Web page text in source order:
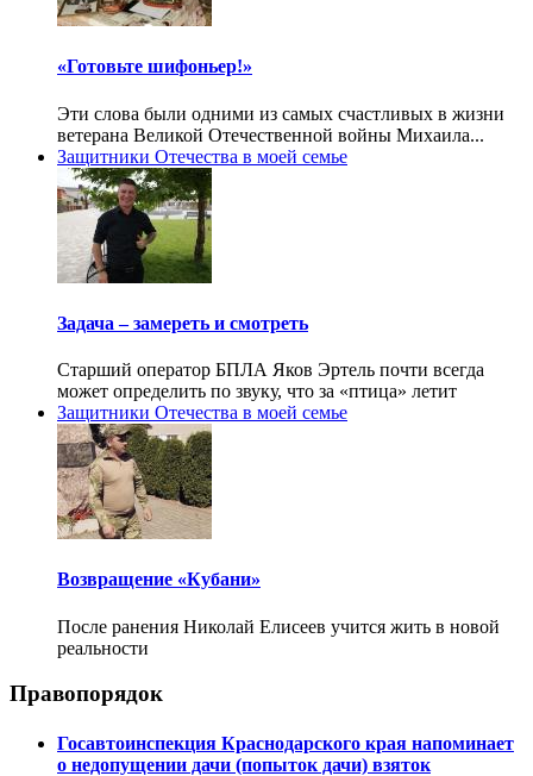
«Готовьте шифоньер!»
Эти слова были одними из самых счастливых в жизни
ветерана Великой Отечественной войны Михаила...
Защитники Отечества в моей семье
Задача – замереть и смотреть
Старший оператор БПЛА Яков Эртель почти всегда
может определить по звуку, что за «птица» летит
Защитники Отечества в моей семье
Возвращение «Кубани»
После ранения Николай Елисеев учится жить в новой
реальности
Правопорядок
Госавтоинспекция Краснодарского края напоминает
о недопущении дачи (попыток дачи) взяток